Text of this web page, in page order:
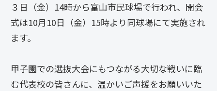
３日（金）14時から富山市民球場で行われ、開会
式は10月10日（金）15時より同球場にて実施され
ます。
甲子園での選抜大会にもつながる大切な戦いに臨
む代表校の皆さんに、温かいご声援をお願いいた